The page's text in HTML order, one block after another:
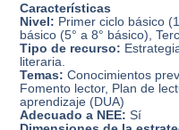
Características
Nivel: Primer ciclo básico
básico (5° a 8° básico),
Tipo de recurso:
literaria.
Temas: Conocimientos
Fomento lector, Plan de
aprendizaje (DUA)
Adecuado a NEE: Sí